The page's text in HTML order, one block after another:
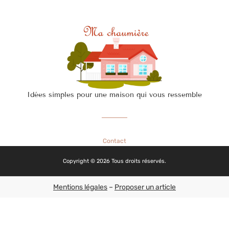
Idées simples pour une maison qui vous ressemble
Contact
Copyright © 2026 Tous droits réservés.
Mentions légales – Proposer un article